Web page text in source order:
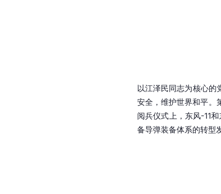
以江泽民同志为核心的
安全，维护世界和平。
阅兵仪式上，东风-11
备导弹装备体系的转型